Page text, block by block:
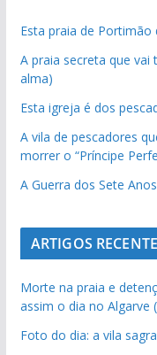
Esta praia de Portimão
A praia secreta que
alma)
Esta igreja é dos
A vila de pescadores
morrer o “Príncipe
A Guerra dos Sete
ARTIGOS
Morte na praia e
assim o dia no Algarve
Foto do dia: a vila